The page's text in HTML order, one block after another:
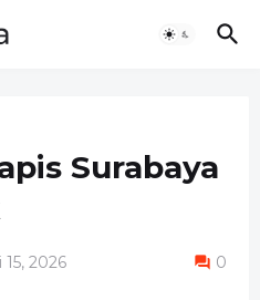
Surabaya
15, 2026 0